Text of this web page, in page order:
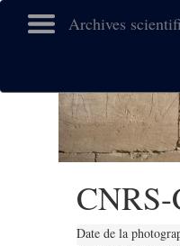
Archives
Date de la